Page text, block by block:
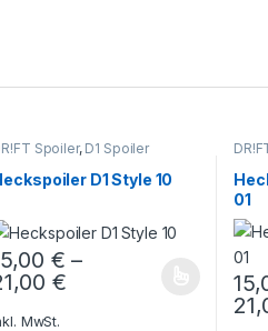
auf. Die Optionen können auf
Spoiler, D1 Spoiler
D1 Style 10
€ –
€
Produkt weist mehrere
MwSt.
01